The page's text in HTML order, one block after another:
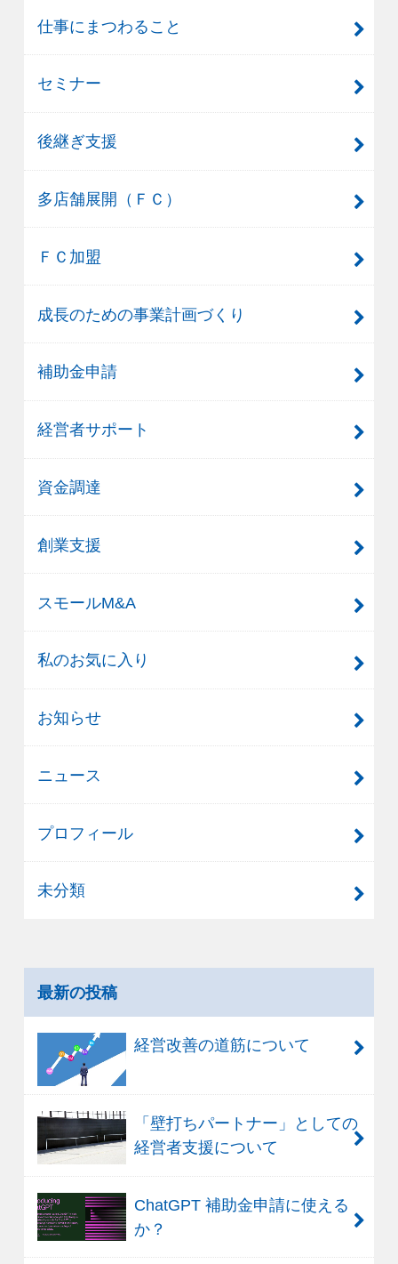
仕事にまつわること
セミナー
後継ぎ支援
多店舗展開（ＦＣ）
ＦＣ加盟
成長のための事業計画づくり
補助金申請
経営者サポート
資金調達
創業支援
スモールM&A
私のお気に入り
お知らせ
ニュース
プロフィール
未分類
最新の投稿
経営改善の道筋について
「壁打ちパートナー」としての
経営者支援について
ChatGPT 補助金申請に使える
か？